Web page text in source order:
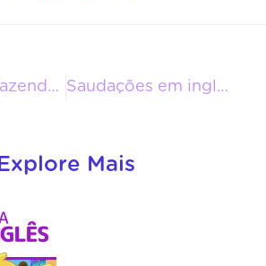
Animais da fazenda em inglês Saudações em inglês
Explore Mais